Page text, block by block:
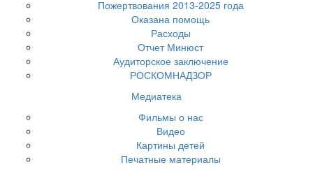
Пожертвования 2013-2025 года
Оказана помощь
Расходы
Отчет Минюст
Аудиторское заключение
РОСКОМНАДЗОР
Медиатека
Фильмы о нас
Видео
Картины детей
Печатные материалы